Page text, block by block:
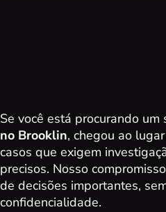
Se você está procurando
no Brooklin, chegou ao
casos que exigem
precisos. Nosso
de decisões importantes,
confidencialidade.